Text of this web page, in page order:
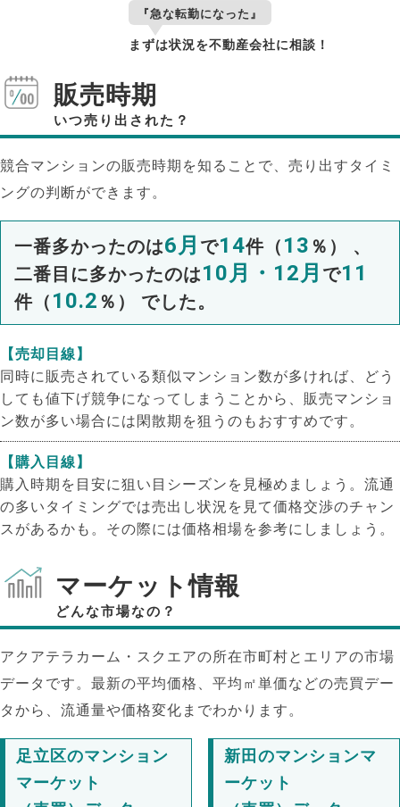
NEW!
NEW!
『急な転勤になった』
まずは状況を不動産会社に相談！
販売時期
いつ売り出された？
競合マンションの販売時期を知ることで、売り出すタイミ
ングの判断ができます。
一番多かったのは6月 で14件（ 13 ％） 、
二番目に多かったのは10月・12月 で11
件（ 10.2 ％） でした。
【売却目線】
同時に販売されている類似マンション数が多ければ、どう
しても値下げ競争になってしまうことから、販売マンショ
ン数が多い場合には閑散期を狙うのもおすすめです。
【購入目線】
購入時期を目安に狙い目シーズンを見極めましょう。流通
の多いタイミングでは売出し状況を見て価格交渉のチャン
スがあるかも。その際には価格相場を参考にしましょう。
マーケット情報
どんな市場なの？
アクアテラカーム・スクエアの所在市町村とエリアの市場
データです。最新の平均価格、平均㎡単価などの売買デー
タから、流通量や価格変化までわかります。
足立区のマンション
マーケット
新田のマンションマ
ーケット